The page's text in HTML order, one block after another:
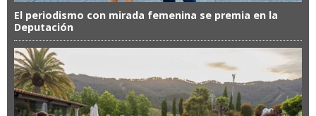
El periodismo con mirada femenina se premia en la
Deputación